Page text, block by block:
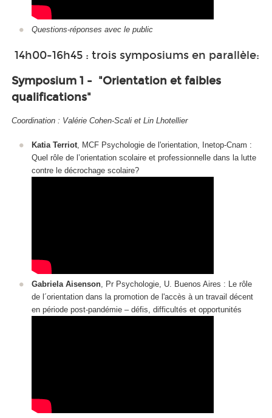
Questions-réponses avec le public
14h00-16h45 : trois symposiums en parallèle:
Symposium 1 - "Orientation et faibles
qualifications"
Coordination : Valérie Cohen-Scali et Lin Lhotellier
Katia Terriot, MCF Psychologie de l'orientation, Inetop-Cnam :
Quel rôle de l’orientation scolaire et professionnelle dans la lutte
contre le décrochage scolaire?
Gabriela Aisenson, Pr Psychologie, U. Buenos Aires : Le rôle
de l´orientation dans la promotion de l'accès à un travail décent
en période post-pandémie ‒ défis, difficultés et opportunités